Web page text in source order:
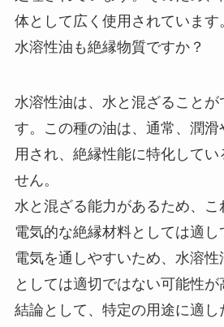
体として広く使用されています
水溶性油も絶縁物質ですか？
水溶性油は、水と混ざることが
す。この種の油は、通常、潤滑
用され、絶縁性能に特化してい
せん。
水と混ざる能力があるため、こ
電気的な絶縁材料としては適
電気を通しやすいため、水溶
としては適切ではない可能性が
結論として、特定の用途に適